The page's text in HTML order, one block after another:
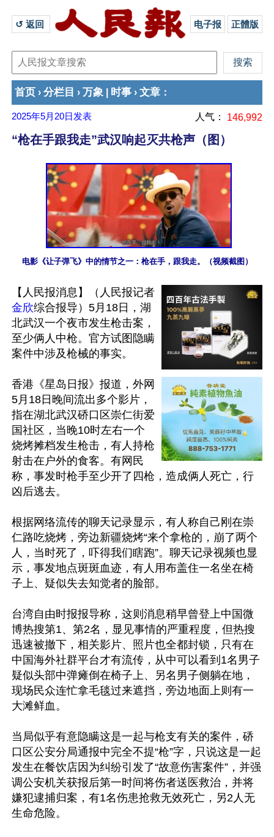
↺ 返回 电子报 正體版
首页 › 分栏目 › 万象 时事 › 文章 ：
2025年5月20日 发表 人气： 146,992
“枪在手跟我走”武汉响起灭共枪声（图）
电影《让子弹飞》中的情节之一：枪在手，跟我走。（视频截图）
【人民报消息】（人民报记者
金欣综合报导）5月18日，湖
北武汉一个夜市发生枪击案，
至少俩人中枪。官方试图隐瞒
案件中涉及枪械的事实。
香港《星岛日报》报道，外网
5月18日晚间流出多个影片，
指在湖北武汉硚口区崇仁街爱
国社区，当晚10时左右一个
烧烤摊档发生枪击，有人持枪
射击在户外的食客。有网民
称，事发时枪手至少开了四枪，造成俩人死亡，行
凶后逃去。
根据网络流传的聊天记录显示，有人称自己刚在崇
仁路吃烧烤，旁边新疆烧烤“来个拿枪的，崩了两个
人，当时死了，吓得我们瞎跑”。聊天记录视频也显
示，事发地点斑斑血迹，有人用布盖住一名坐在椅
子上、疑似失去知觉者的脸部。
台湾自由时报报导称，这则消息稍早曾登上中国微
博热搜第1、第2名，显见事情的严重程度，但热搜
迅速被撤下，相关影片、照片也全都封锁，只有在
中国海外社群平台才有流传，从中可以看到1名男子
疑似头部中弹瘫倒在椅子上、另名男子侧躺在地，
现场民众连忙拿毛毯过来遮挡，旁边地面上则有一
大滩鲜血。
当局似乎有意隐瞒这是一起与枪支有关的案件，硚
口区公安分局通报中完全不提“枪”字，只说这是一起
发生在餐饮店因为纠纷引发了“故意伤害案件”，并强
调公安机关获报后第一时间将伤者送医救治，并将
嫌犯逮捕归案，有1名伤患抢救无效死亡，另2人无
生命危险。